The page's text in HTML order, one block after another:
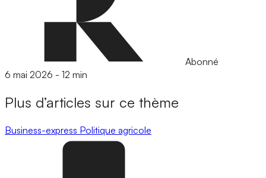
Abonné
6 mai 2026 - 12 min
Plus d’articles sur ce thème
Business-express Politique agricole